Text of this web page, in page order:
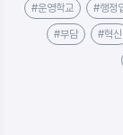
#운영학교 #행정
#부담 #혁신